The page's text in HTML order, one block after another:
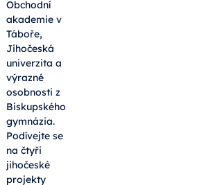
Obchodní
akademie v
Táboře,
Jihočeská
univerzita a
výrazné
osobnosti z
Biskupského
gymnázia.
Podívejte se
na čtyři